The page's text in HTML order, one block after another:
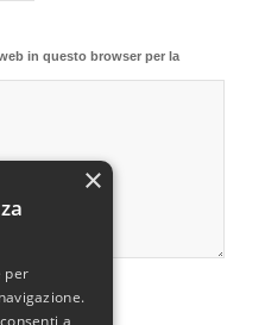
in questo browser per la
×
per
a